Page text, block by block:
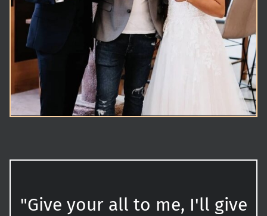
"Give your all to me, I'll give